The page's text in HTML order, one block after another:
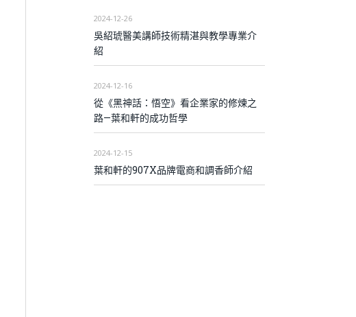
2024-12-26
吳紹琥醫美講師技術精湛與教學專業介
紹
2024-12-16
從《黑神話：悟空》看企業家的修煉之
路—葉和軒的成功哲學
2024-12-15
葉和軒的907X品牌電商和調香師介紹